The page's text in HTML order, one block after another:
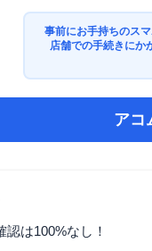
事前にお手持ちのス
店舗での手続きにか
アコ
は100%なし！